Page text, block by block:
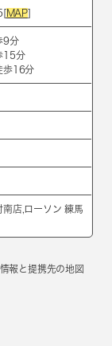
MAP]
9分
15分
歩16分
店,ローソン 練馬
報と提携先の地図